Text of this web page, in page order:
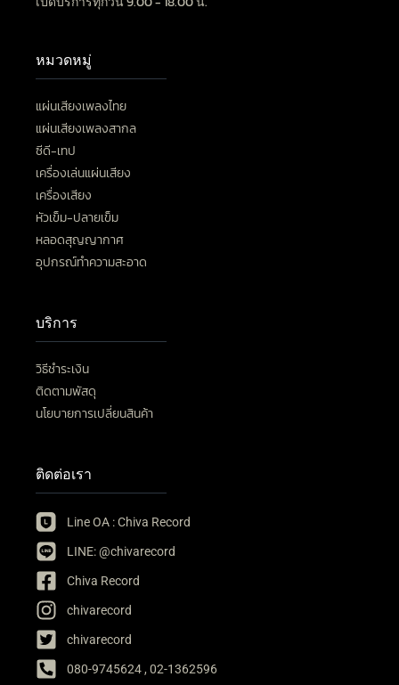
หมวดหมู่
แผ่นเสียงเพลงไทย
แผ่นเสียงเพลงสากล
ซีดี-เทป
เครื่องเล่นแผ่นเสียง
เครื่องเสียง
หัวเข็ม-ปลายเข็ม
หลอดสุญญากาศ
อุปกรณ์ทำความสะอาด
บริการ
วิธีชำระเงิน
ติดตามพัสดุ
นโยบายการเปลี่ยนสินค้า
ติดต่อเรา
Line OA : Chiva Record
LINE: @chivarecord
Chiva Record
chivarecord
chivarecord
080-9745624 , 02-1362596